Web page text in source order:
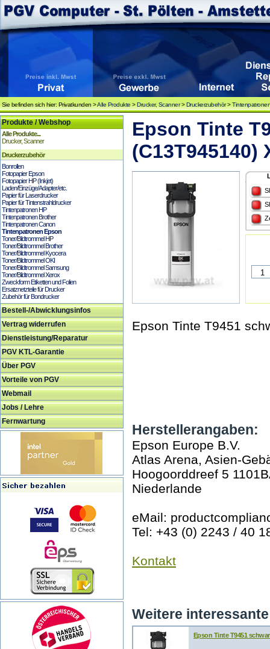
Sie befinden sich hier: Privatkunden >Alle Produkte >Drucker, Scanner>Druckerzubehör>
Produkte / Webshop
Alle Produkte...
Drucker, Scanner
Druckerzubehör
Bonrollen
Fotopapier Epson
Fotopapier HP (Inkjet)
Laden/Einzüge/Adapter/etc.
Papier für Laserdrucker
Papier für Tintenstrahldrucker
Tintenpatronen HP
Tintenpatronen Brother
Tintenpatronen Canon
Tintenpatronen Epson
Toner/Bildtrommel HP
Toner/Bildtrommel Brother
Toner/Bildtrommel Kyocera
Toner/Bildtrommel OKI
Toner/Bildtrommel Samsung
Toner/Bildtrommel Xerox
Zweckform Etiketten und Folien
Ersatznetzteile für Drucker
Zubehör für Bondrucker
Bestell-/Abwicklungsinfos
Vertrag widerrufen
Dienstleistung/Reparatur
PGV KTL-Garantie
Über PGV
Vorteile von PGV
Webmail
Jobs / Lehre
Fernwartung
Epson Tinte
(C13T945140)
Epson Tinte T9451
Herstellerangaben:
Epson Europe B.V.
Atlas Arena, Asien-
Hoogoorddreef 5
Niederlande
eMail:
Tel: +43 (0) 2243 / 40
Kontakt
Weitere
Epson Tinte T9451